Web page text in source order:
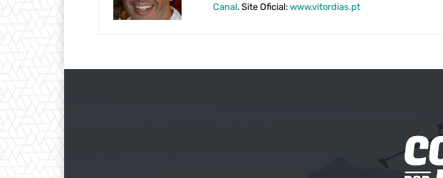
Canal. Site Oficial: www.vitordias.pt